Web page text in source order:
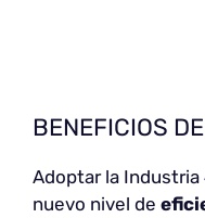
BENEFICIOS
Adoptar la Industria
nuevo nivel de